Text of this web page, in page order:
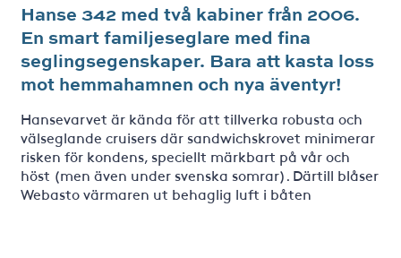
Hanse 342 med två kabiner från 2006.
En smart familjeseglare med fina
seglingsegenskaper. Bara att kasta loss
mot hemmahamnen och nya äventyr!
Hansevarvet är kända för att tillverka robusta och
välseglande cruisers där sandwichskrovet minimerar
risken för kondens, speciellt märkbart på vår och
höst (men även under svenska somrar). Därtill blåser
Webasto värmaren ut behaglig luft i båten